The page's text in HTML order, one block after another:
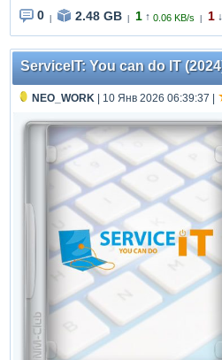
0 2.48 GB 1 ↑ 0.06 KB/s 1 ↓
ServiceIT: You can do IT
NEO_WORK | 10 Янв 2026 06:39:37